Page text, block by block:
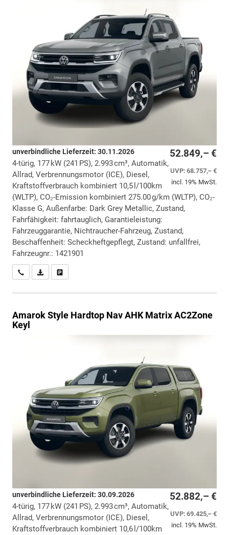
52.849,– €
UVP:68.757,– €
incl. 19% MwSt.
unverbindliche Lieferzeit: 30.11.2026
4-türig, 177 kW (241 PS), 2.993 cm³, Automatik,
Allrad, Verbrennungsmotor (ICE), Diesel,
Kraftstoffverbrauch kombiniert 10,5 l/100km
(WLTP), CO₂-Emission kombiniert 275.00 g/km (WLTP), CO₂-
Klasse G, Außenfarbe: Dark Grey Metallic, Zustand,
Fahrfähigkeit: fahrtauglich, Garantieleistung:
Fahrzeuggarantie, Nichtraucher-Fahrzeug, Zustand,
Beschaffenheit: Scheckheftgepflegt, Zustand: unfallfrei,
Fahrzeugnr.: 1421901
Wir rufen Sie anPDF-Datei, Fahrzeugexposé drucken
AmarokStyle Hardtop Nav AHK Matrix AC2Zone
Keyl
52.882,– €
UVP:69.425,– €
incl. 19% MwSt.
unverbindliche Lieferzeit: 30.09.2026
4-türig, 177 kW (241 PS), 2.993 cm³, Automatik,
Allrad, Verbrennungsmotor (ICE), Diesel,
Kraftstoffverbrauch kombiniert 10,6 l/100km